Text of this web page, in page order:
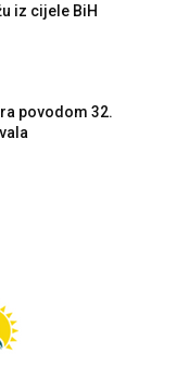
iz cijele BiH
povodom 32.